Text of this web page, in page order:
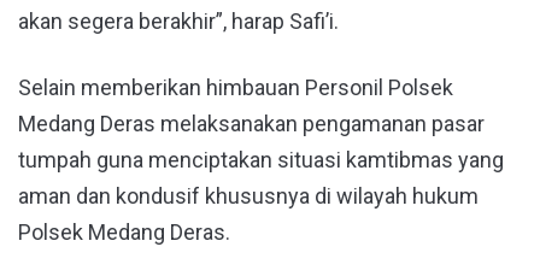
akan segera berakhir”, harap Safi’i.
Selain memberikan himbauan Personil Polsek
Medang Deras melaksanakan pengamanan pasar
tumpah guna menciptakan situasi kamtibmas yang
aman dan kondusif khususnya di wilayah hukum
Polsek Medang Deras.